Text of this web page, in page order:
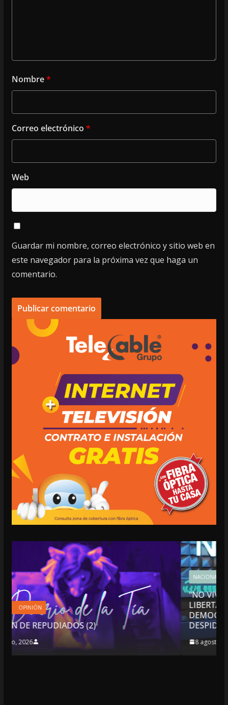
Nombre*
Correo electrónico *
Web
Guardar mi nombre, correo electrónico y sitio web en
este navegador para la próxima vez que haga un
comentario.
NACIONALES OPINIÓN
“NO VIVIMOS BUENOS TIEMPOS PARA LA
LIBERTAD DE EXPRESIÓN NI PARA LA
DEMOCRACIA EN MÉXICO”: LUIS CÁRDENAS;
DESPIDIÓ DE MVS
8 agosto, 2026